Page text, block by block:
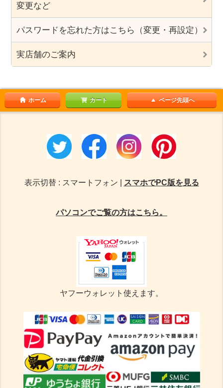
変更など
パスワードを忘れた方はこちら（変更・再設定）
実店舗のご案内
ホーム カート ページ先頭へ
表示切替 : スマートフォン | スマホでPC版を見る
パソコンでご覧の方はこちら。
ヤフーウォレット使えます。